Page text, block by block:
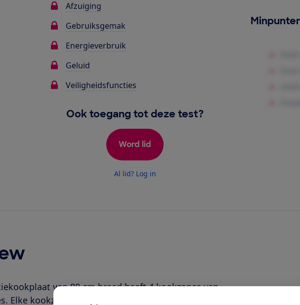
Afzuiging
Gebruiksgemak
Energieverbruik
Geluid
Veiligheidsfuncties
Ook toegang tot deze test?
Word lid
Al lid? Log in
van 80 cm breed heeft 4 kookzones van
Elke kookzone heeft een boostfunctie en een eigen display.